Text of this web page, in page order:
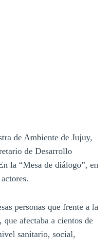
de Ambiente de Jujuy,
de Desarrollo
la “Mesa de diálogo”, en
personas que frente a la
afectaba a cientos de
sanitario, social,